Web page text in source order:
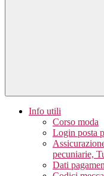
Info utili
Corso moda
Login posta
pecuniarie,
Dati